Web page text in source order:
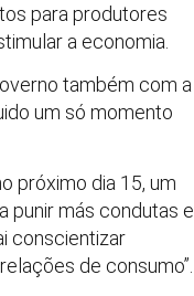
para produtores
a economia.
também com a
um só momento
próximo dia 15, um
punir más condutas e
conscientizar
de consumo”.